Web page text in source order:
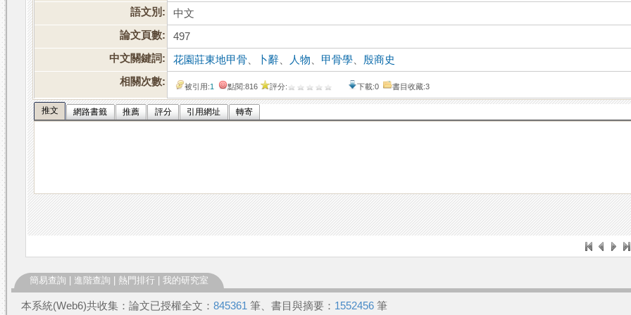
語文別:
中文
論文頁數:
497
中文關鍵詞:
花園莊東地甲骨 卜辭 人物 甲骨學
殷商史
相關次數:
被引用:1 點閱:816 評分: 下載:0 書目收藏:3
推文 網路書籤 推薦 評分 引用網址 轉寄
簡易查詢 進階查詢 熱門排行 我的研究室
本系統(Web6)共收集：論文已授權全文： 845361 筆、書目與摘要： 1552456 筆